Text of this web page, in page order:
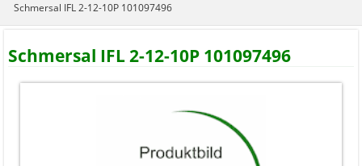
Schmersal IFL 2-12-10P 101097496
Schmersal IFL 2-12-10P 101097496